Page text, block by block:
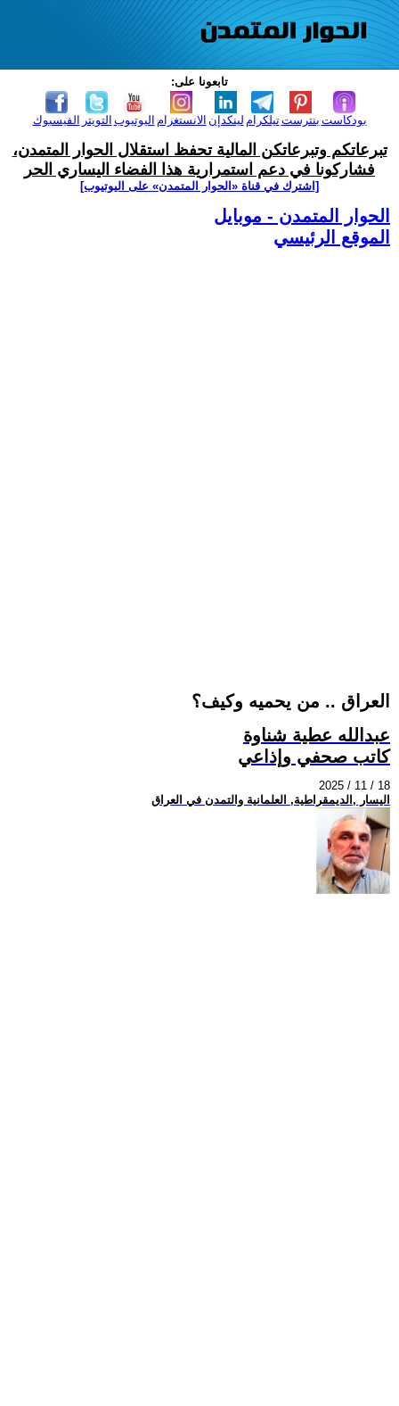
تابعونا على:
الفيسبوك التويتر اليوتيوب الانستغرام لينكدإن تيلكرامبنترست بودكاست
تبرعاتكم وتبرعاتكن المالية تحفظ استقلال الحوار المتمدن،
فشاركونا في دعم استمرارية هذا الفضاء اليساري الحر
[اشترك في قناة ‫«الحوار المتمدن» على اليوتيوب]
الحوار المتمدن - موبايل
الموقع الرئيسي
العراق .. من يحميه وكيف؟
عبدالله عطية شناوة
كاتب صحفي وإذاعي
2025 / 11 / 18
اليسار ,الديمقراطية, العلمانية والتمدن في العراق